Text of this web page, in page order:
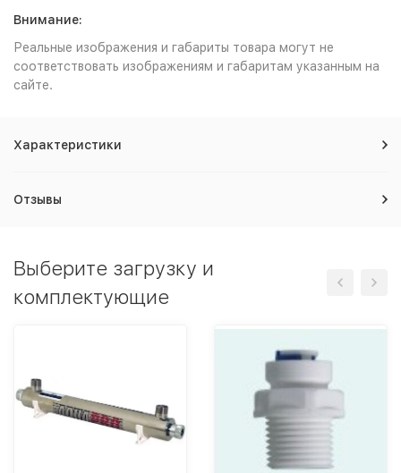
Внимание:
Реальные изображения и габариты товара могут не
соответствовать изображениям и габаритам указанным на
сайте.
Характеристики
Отзывы
Выберите загрузку и
комплектующие